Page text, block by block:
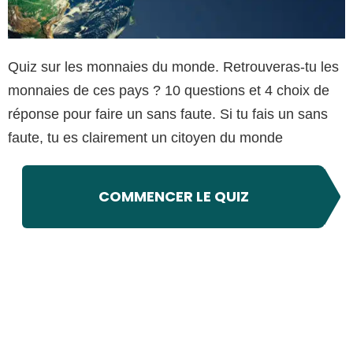
Quiz sur les monnaies du monde. Retrouveras-tu les
monnaies de ces pays ? 10 questions et 4 choix de
réponse pour faire un sans faute. Si tu fais un sans
faute, tu es clairement un citoyen du monde
COMMENCER LE QUIZ